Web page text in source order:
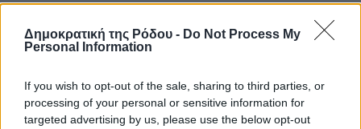
Δημοκρατική της Ρόδου - Do Not Process My
Personal Information
If you wish to opt-out of the sale, sharing to third parties, or
processing of your personal or sensitive information for
targeted advertising by us, please use the below opt-out